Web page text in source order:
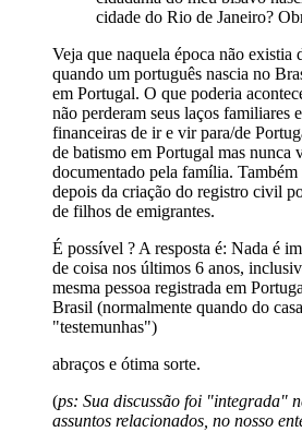
cidade do Rio de Janeiro?
Veja que naquela época não existia
quando um português nascia no
em Portugal. O que poderia
não perderam seus laços familiares
financeiras de ir e vir para/de
de batismo em Portugal mas nunca
documentado pela família.
depois da criação do registro civil
de filhos de emigrantes.
É possível ? A resposta é: Nada é
de coisa nos últimos 6 anos,
mesma pessoa registrada em
Brasil (normalmente quando do
"testemunhas")
abraços e ótima sorte.
(ps: Sua discussão foi "integrada"
assuntos relacionados, no nosso